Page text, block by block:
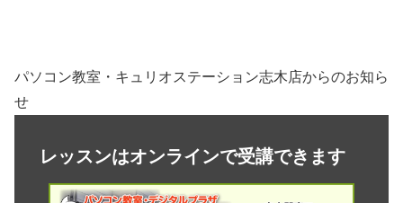
パソコン教室・キュリオステーション志木店からのお知ら
せ
レッスンはオンラインで受講できます